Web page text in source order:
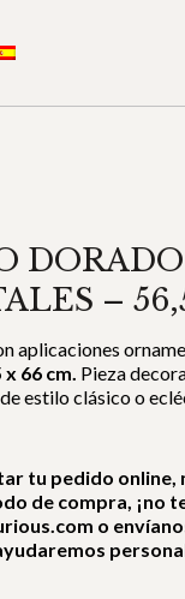
–
aplicaciones
66 cm. Pieza
estilo clásico o
tu pedido online,
de compra, ¡no
o